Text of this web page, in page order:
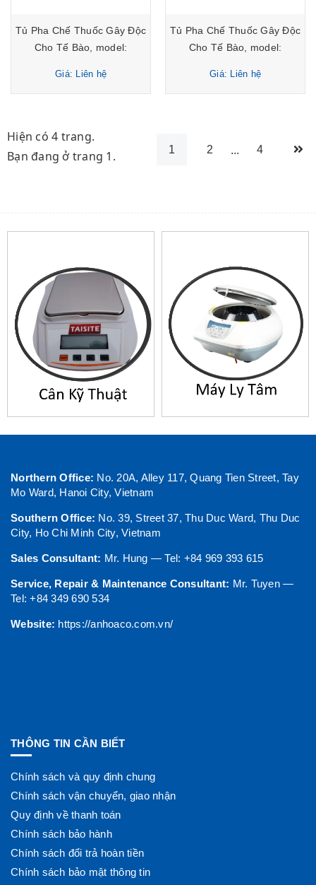
Tủ Pha Chế Thuốc Gây Độc
Cho Tế Bào, model:
Giá: Liên hệ
Tủ Pha Chế Thuốc Gây Độc
Cho Tế Bào, model:
Giá: Liên hệ
Hiện có 4 trang.
Bạn đang ở trang 1.
1 2 ... 4
Northern Office: No. 20A, Alley 117, Quang Tien Street, Tay
Mo Ward, Hanoi City, Vietnam
Southern Office: No. 39, Street 37, Thu Duc Ward, Thu Duc
City, Ho Chi Minh City, Vietnam
Sales Consultant: Mr. Hung — Tel: +84 969 393 615
Service, Repair & Maintenance Consultant: Mr. Tuyen —
Tel: +84 349 690 534
Website: https://anhoaco.com.vn/
THÔNG TIN CẦN BIẾT
Chính sách và quy định chung
Chính sách vận chuyển, giao nhận
Quy định về thanh toán
Chính sách bảo hành
Chính sách đổi trả hoàn tiền
Chính sách bảo mật thông tin